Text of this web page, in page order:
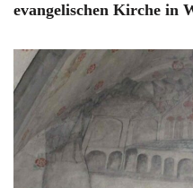
evangelischen Kirche in